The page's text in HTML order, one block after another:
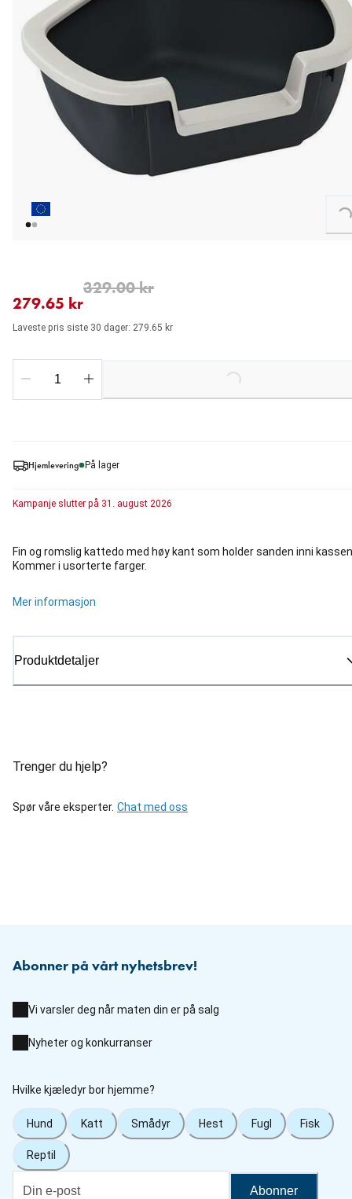
Hjemlevering På lager
Kampanje slutter på 31. august 2026
Fin og romslig kattedo med høy kant som holder sanden inni
Kommer i usorterte farger.
Mer informasjon
Produktdetaljer
Trenger du hjelp?
Spør våre eksperter. Chat med oss
279.65 kr
nåværende pris 279.65 kr
329.00 kr
opprinnelig pris 329.00 kr
Laveste pris siste 30 dager: 279.65 kr
Loading...
Abonner på vårt nyhetsbrev!
Vi varsler deg når maten din er på salg
Nyheter og konkurranser
Hvilke kjæledyr bor hjemme?
Hund Katt Smådyr Hest Fugl Fisk
Reptil
Abonner